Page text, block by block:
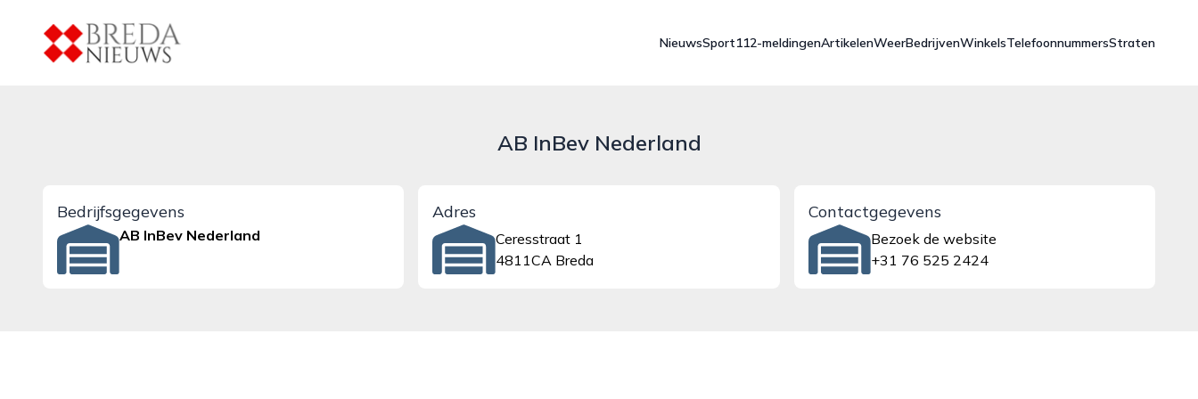
breda-nieuws.nl
NieuwsSport112-meldingenArtikelenWeerBedrijvenWinkelsTelefoonnummersStraten
AB InBev Nederland
Bedrijfsgegevens
AB InBev Nederland
Adres
Ceresstraat 1
4811CA Breda
Contactgegevens
Bezoek de website
+31 76 525 2424